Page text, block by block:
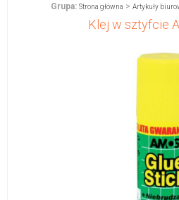
Grupa: Strona główna > Artykuły
Klej w sztyfcie